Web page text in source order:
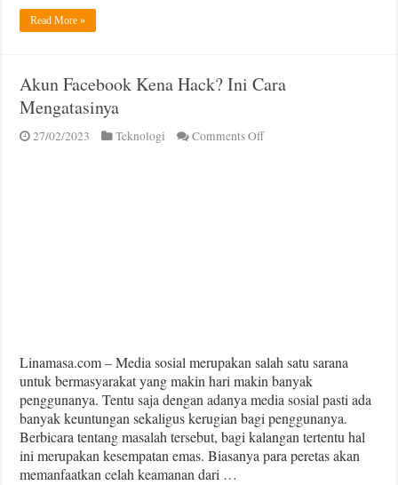
Read More »
Akun Facebook Kena Hack? Ini Cara
Mengatasinya
27/02/2023 Teknologi Comments Offon
Linamasa.com – Media sosial merupakan salah satu sarana
untuk bermasyarakat yang makin hari makin banyak
penggunanya. Tentu saja dengan adanya media sosial pasti ada
banyak keuntungan sekaligus kerugian bagi penggunanya.
Berbicara tentang masalah tersebut, bagi kalangan tertentu hal
ini merupakan kesempatan emas. Biasanya para peretas akan
memanfaatkan celah keamanan dari …